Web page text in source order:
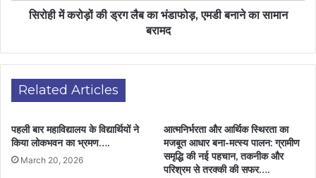
सिरोही में करोड़ों की ड्रग लैब का भंडाफोड़, एमडी बनाने का सामान
बरामद
Related Articles
पहली बार महाविद्यालय के विद्यार्थियों ने
किया लोकभवन का भ्रमण….
March 20, 2026
आत्मनिर्भरता और आर्थिक स्थिरता का
मजबूत आधार बना-मत्स्य पालन: ग्रामीण
समृद्धि की नई पहचान, तकनीक और
परिश्रम से तरक्की की सफर….